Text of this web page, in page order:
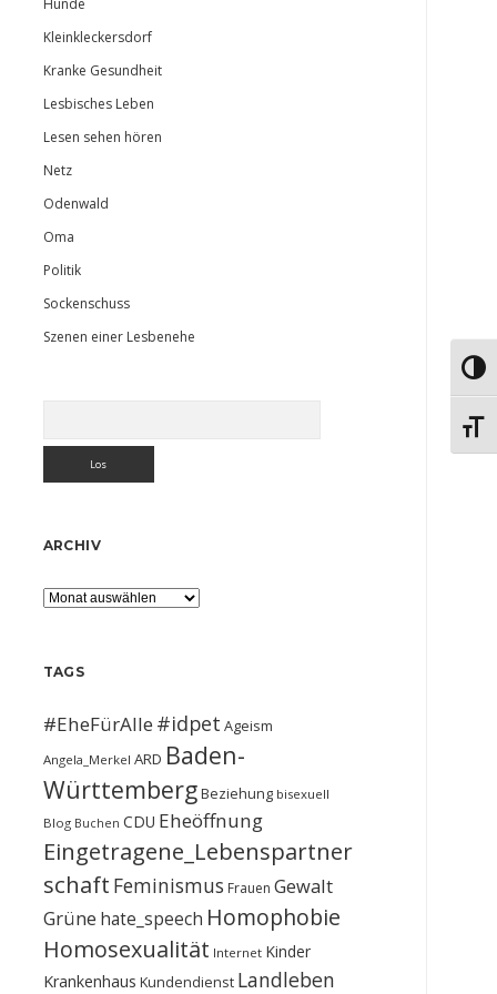
Hunde
Kleinkleckersdorf
Kranke Gesundheit
Lesbisches Leben
Lesen sehen hören
Netz
Odenwald
Oma
Politik
Sockenschuss
Szenen einer Lesbenehe
ARCHIV
Archiv
TAGS
#EheFürAlle#idpet Ageism
Angela_Merkel ARD Baden-
WürttembergBeziehung bisexuell
Blog Buchen CDU Eheöffnung
Eingetragene_Lebenspartner
schaft Feminismus Frauen Gewalt
Grüne hate_speech Homophobie
Homosexualität Internet Kinder
Krankenhaus Kundendienst Landleben